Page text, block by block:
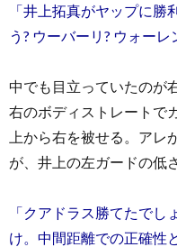
「井上拓真がヤップに
う? ウーバーリ? ウォーレ
中でも目立っていたのが
右のボディストレートで
上から右を被せる。アレ
が、井上の左ガードの低
「クアドラス勝てたで
け。中間距離での正確性